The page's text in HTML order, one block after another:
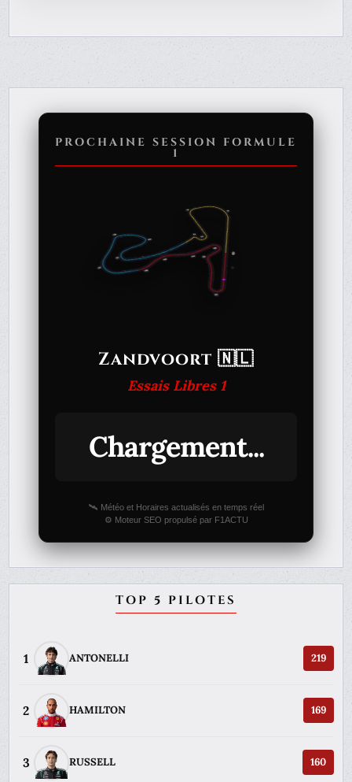
PROCHAINE SESSION FORMULE
1
Zandvoort 🇳🇱
Essais Libres 1
Chargement...
🛰️ Météo et Horaires actualisés en temps réel
⚙️ Moteur SEO propulsé par F1ACTU
TOP 5 PILOTES
1 ANTONELLI 219
2 HAMILTON 169
3 RUSSELL 160